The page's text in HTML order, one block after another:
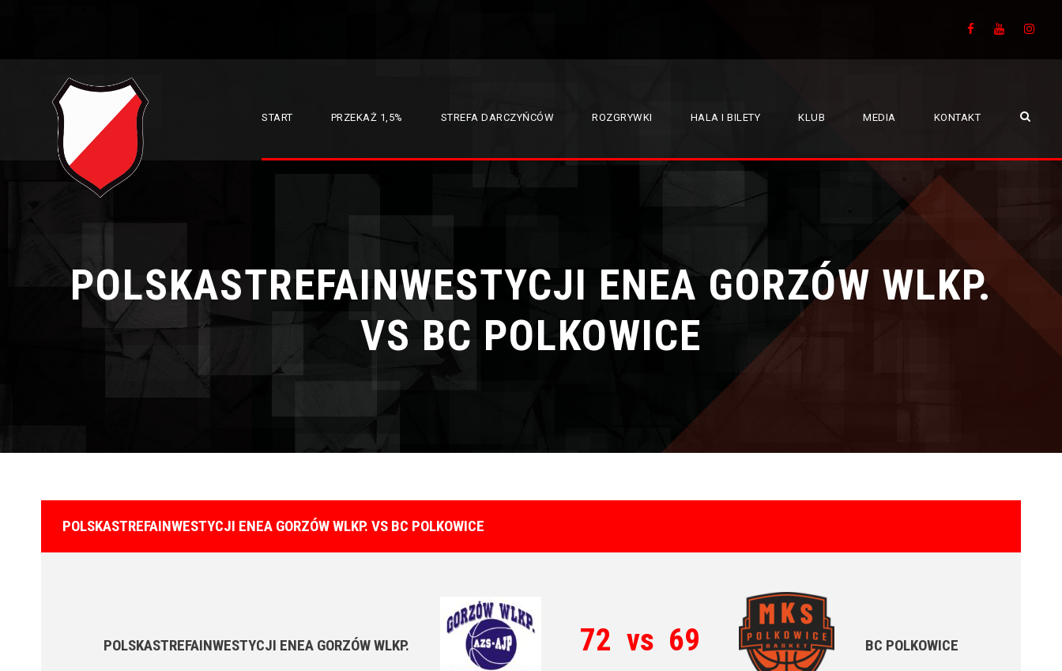
START PRZEKAŻ 1,5% STREFA DARCZYŃCÓW ROZGRYWKI HALA I BILETY KLUB MEDIA KONTAKT
POLSKASTREFAINWESTYCJI ENEA GORZÓW WLKP.
VS BC POLKOWICE
POLSKASTREFAINWESTYCJI ENEA GORZÓW WLKP. VS BC POLKOWICE
POLSKASTREFAINWESTYCJI ENEA GORZÓW WLKP. 72 vs 69 BC POLKOWICE